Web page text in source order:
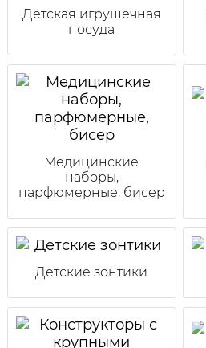
Детская игрушечная
посуда
Медицинские
наборы,
парфюмерные, бисер
Детские зонтики